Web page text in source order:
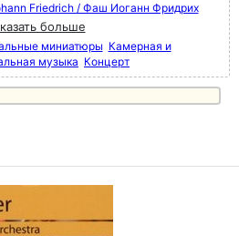
Friedrich / Фаш Иоганн Фридрих
больше
миниатюры Камерная и
музыка Концерт